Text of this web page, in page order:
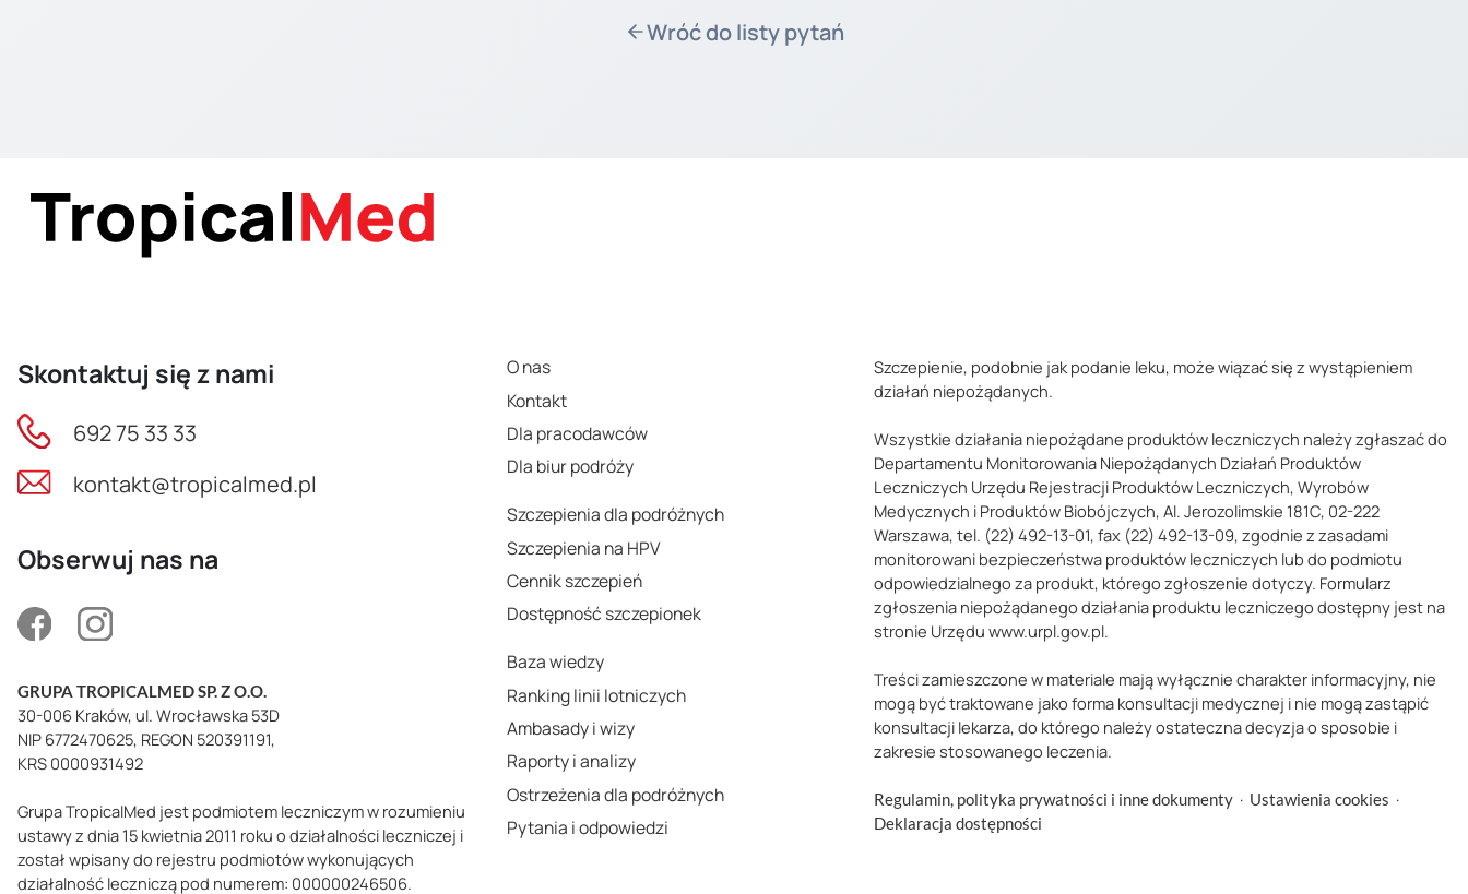
Wróć do listy pytań
Skontaktuj się z nami
692 75 33 33
kontakt@tropicalmed.pl
Obserwuj nas na
GRUPA TROPICALMED SP. Z O.O.
30-006 Kraków, ul. Wrocławska 53D
NIP 6772470625, REGON 520391191,
KRS 0000931492
Grupa TropicalMed jest podmiotem leczniczym w rozumieniu
ustawy z dnia 15 kwietnia 2011 roku o działalności leczniczej i
został wpisany do rejestru podmiotów wykonujących
działalność leczniczą pod numerem: 000000246506.
O nas
Kontakt
Dla pracodawców
Dla biur podróży
Szczepienia dla podróżnych
Szczepienia na HPV
Cennik szczepień
Dostępność szczepionek
Baza wiedzy
Ranking linii lotniczych
Ambasady i wizy
Raporty i analizy
Ostrzeżenia dla podróżnych
Pytania i odpowiedzi
Szczepienie, podobnie jak podanie leku, może wiązać się z wystąpieniem
działań niepożądanych.
Wszystkie działania niepożądane produktów leczniczych należy zgłaszać do
Departamentu Monitorowania Niepożądanych Działań Produktów
Leczniczych Urzędu Rejestracji Produktów Leczniczych, Wyrobów
Medycznych i Produktów Biobójczych, Al. Jerozolimskie 181C, 02-222
Warszawa, tel. (22) 492-13-01, fax (22) 492-13-09, zgodnie z zasadami
monitorowani bezpieczeństwa produktów leczniczych lub do podmiotu
odpowiedzialnego za produkt, którego zgłoszenie dotyczy. Formularz
zgłoszenia niepożądanego działania produktu leczniczego dostępny jest na
stronie Urzędu www.urpl.gov.pl.
Treści zamieszczone w materiale mają wyłącznie charakter informacyjny, nie
mogą być traktowane jako forma konsultacji medycznej i nie mogą zastąpić
konsultacji lekarza, do którego należy ostateczna decyzja o sposobie i
zakresie stosowanego leczenia.
Regulamin, polityka prywatności i inne dokumenty· Ustawienia cookies ·
Deklaracja dostępności